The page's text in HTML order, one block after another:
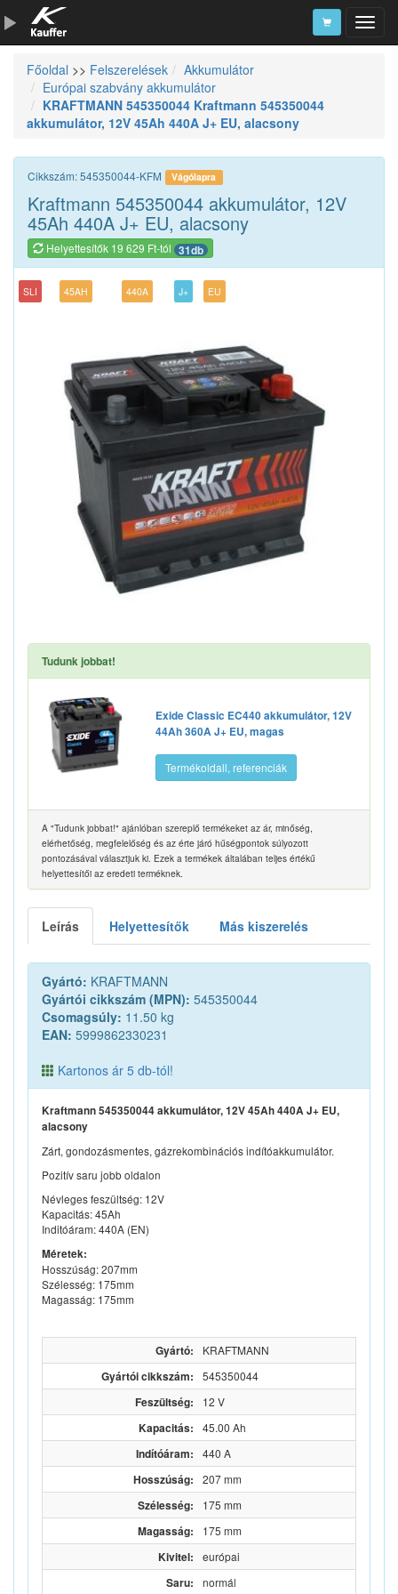
Szerszámkatalógus
Kosár
Főoldal >> Felszerelések
Akkumulátor
Európai szabvány akkumulátor
KRAFTMANN 545350044 Kraftmann 545350044
akkumulátor, 12V 45Ah 440A J+ EU, alacsony
Cikkszám: 545350044-KFM Vágólapra
Kraftmann 545350044 akkumulátor, 12V
45Ah 440A J+ EU, alacsony
Helyettesítők 19 629 Ft-tól 31db
SLI 45AH 440A J+ EU
Tudunk jobbat!
Exide Classic EC440 akkumulátor, 12V
44Ah 360A J+ EU, magas
Termékoldall, referenciák
A "Tudunk jobbat!" ajánlóban szereplő termékeket az ár, minőség,
elérhetőség, megfelelőség és az érte járó hűségpontok súlyozott
pontozásával választjuk ki. Ezek a termékek általában teljes értékű
helyettesítői az eredeti terméknek.
Leírás Helyettesítők Más kiszerelés
Gyártó: KRAFTMANN
Gyártói cikkszám (MPN): 545350044
Csomagsúly: 11.50 kg
EAN: 5999862330231
Kartonos ár 5 db-tól!
Kraftmann 545350044 akkumulátor, 12V 45Ah 440A J+ EU,
alacsony
Zárt, gondozásmentes, gázrekombinációs indítóakkumulátor.
Pozitív saru jobb oldalon
Névleges feszültség: 12V
Kapacitás: 45Ah
Inditóáram: 440A (EN)
Méretek:
Hosszúság: 207mm
Szélesség: 175mm
Magasság: 175mm
Gyártó: KRAFTMANN
Gyártói cikkszám: 545350044
Feszültség: 12 V
Kapacitás: 45.00 Ah
Indítóáram: 440 A
Hosszúság: 207 mm
Szélesség: 175 mm
Magasság: 175 mm
Kivitel: európai
Saru: normál